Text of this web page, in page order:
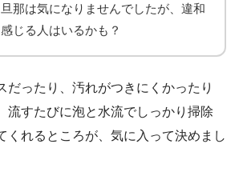
那は気になりませんでしたが、違和
じる人はいるかも？
だったり、汚れがつきにくかったり
流すたびに泡と水流でしっかり掃除
くれるところが、気に入って決めまし